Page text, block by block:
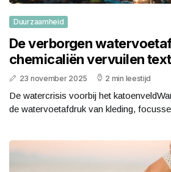
Duurzaamheid
De verborgen
chemicaliën vervuilen
23 november 2025 2 min leestijd
De watercrisis voorbij het
de watervoetafdruk van kleding,